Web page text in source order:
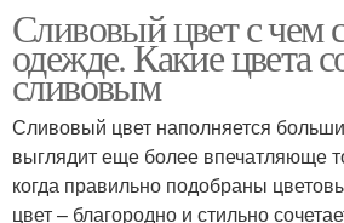
Сливовый цвет с чем
одежде. Какие цвета
сливовым
Сливовый цвет наполняется
выглядит еще более впечатляюще
когда правильно подобраны
цвет – благородно и стильно